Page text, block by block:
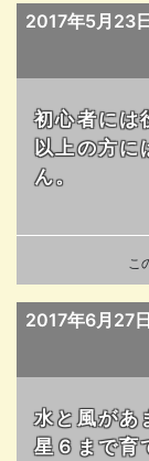
2017年5月23
初心者には
以上の方に
ん。
こ
2017年6月27
水と風が
星６まで育